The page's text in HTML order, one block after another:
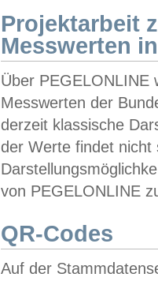
Projektarbeit
Messwerten
Über PEGELONLINE
Messwerten der
derzeit klassische
der Werte findet
von PEGELONLINE
QR-Codes
Auf der